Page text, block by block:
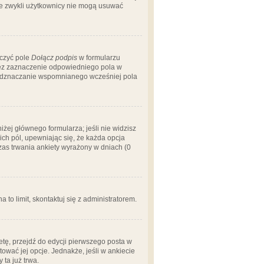
zwykli użytkownicy nie mogą usuwać
pole Dołącz podpis w formularzu
zaznaczenie odpowiedniego pola w
wspomnianego wcześniej pola
głównego formularza; jeśli nie widzisz
pól, upewniając się, że każda opcja
trwania ankiety wyrażony w dniach (0
to limit, skontaktuj się z administratorem.
przejdź do edycji pierwszego posta w
jej opcje. Jednakże, jeśli w ankiecie
ta już trwa.